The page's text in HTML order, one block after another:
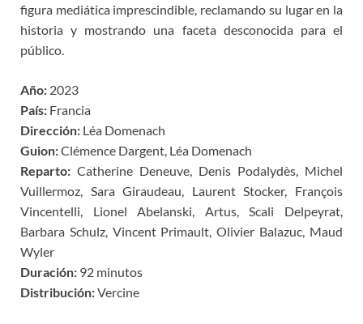
figura mediática imprescindible, reclamando su lugar en la
historia y mostrando una faceta desconocida para el
público.
Año: 2023
País: Francia
Dirección: Léa Domenach
Guion:Clémence Dargent, Léa Domenach
Reparto: Catherine Deneuve, Denis Podalydès, Michel
Vuillermoz, Sara Giraudeau, Laurent Stocker, François
Vincentelli, Lionel Abelanski, Artus, Scali Delpeyrat,
Barbara Schulz, Vincent Primault, Olivier Balazuc, Maud
Wyler
Duración: 92 minutos
Distribución:Vercine